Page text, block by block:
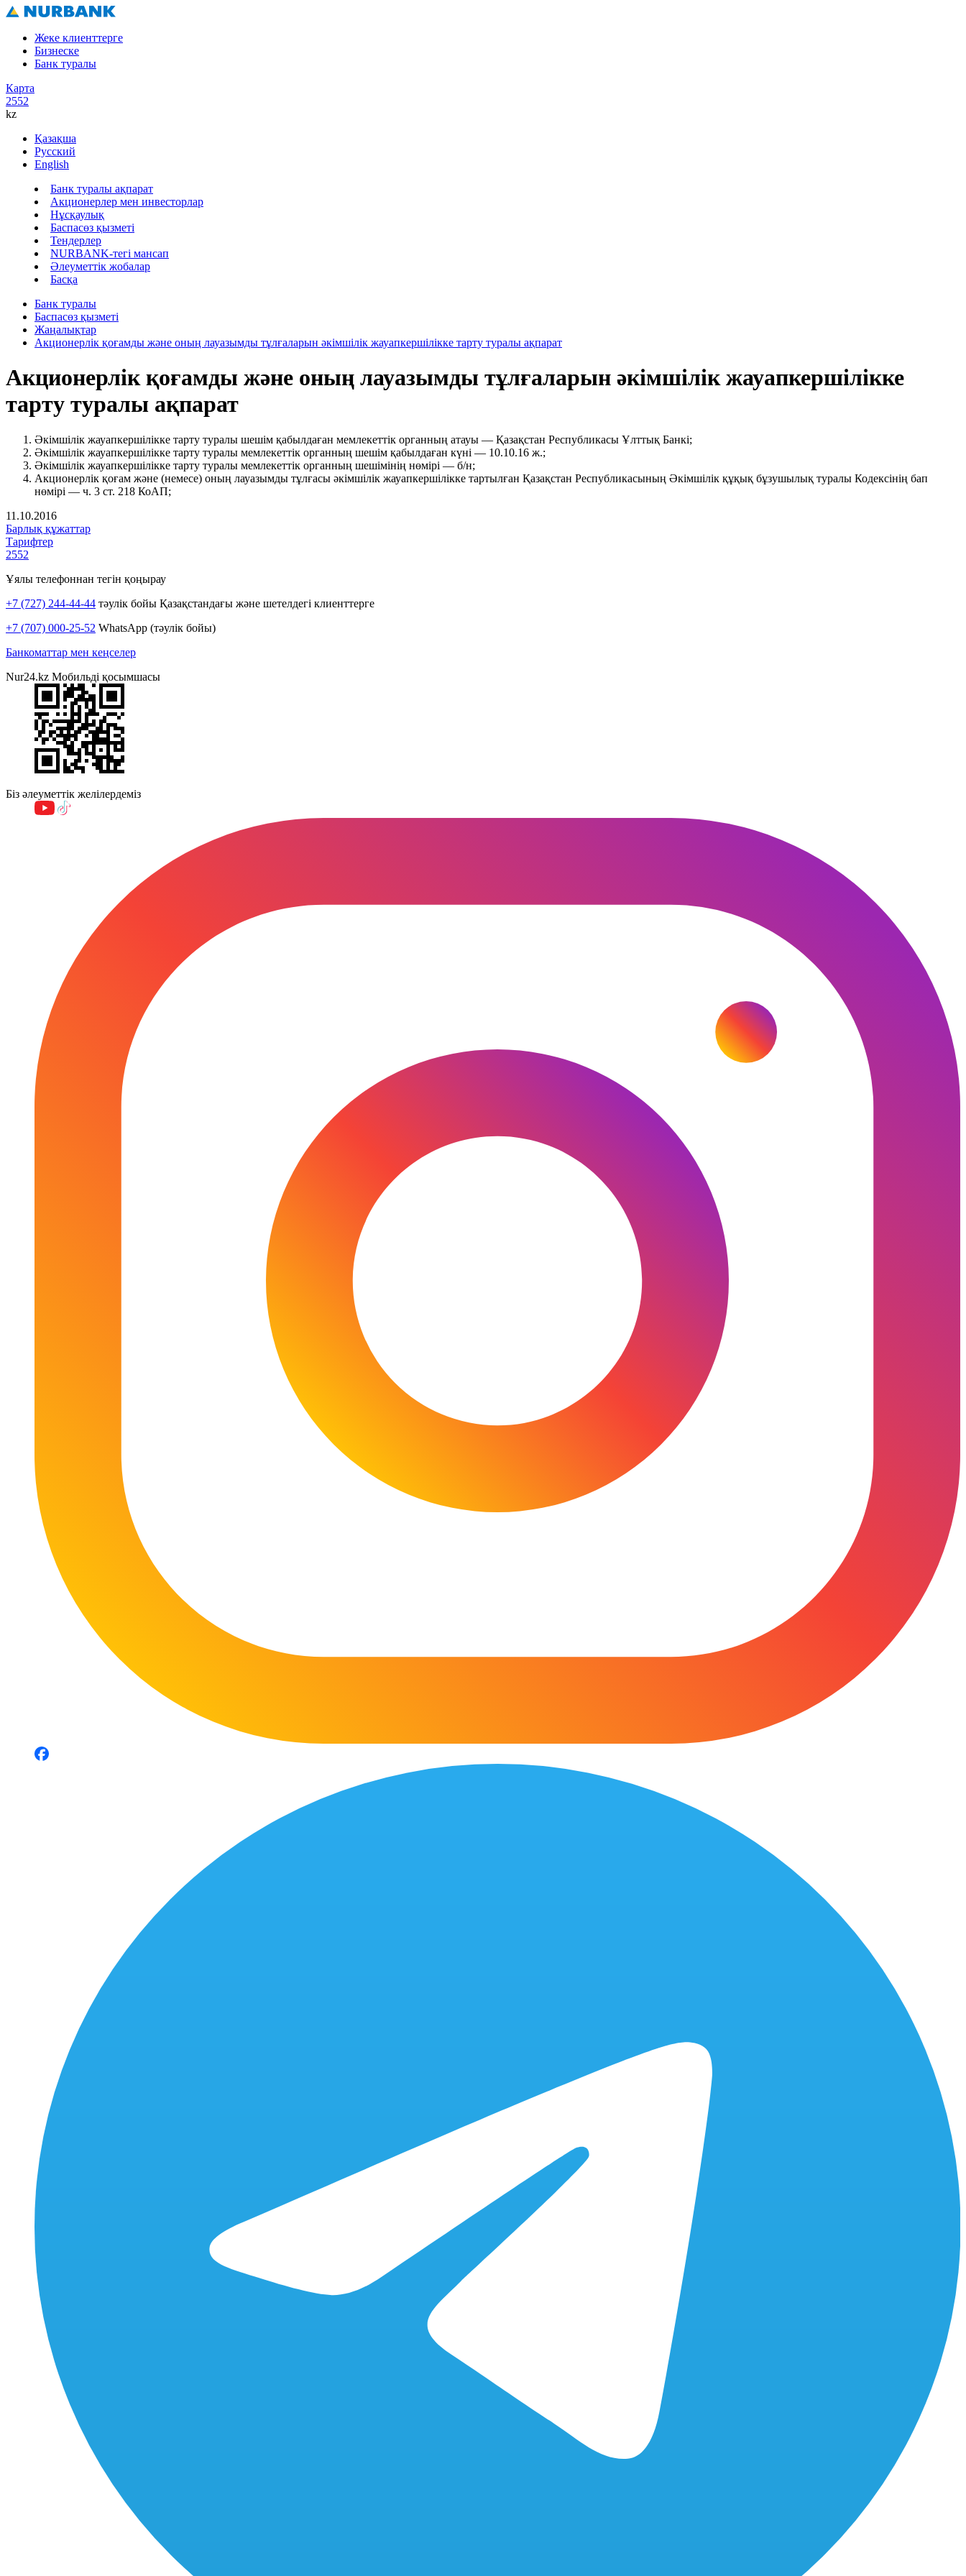
Жеке клиенттерге
Бизнеске
Банк туралы
Карта
2552
kz
Қазақша
Русский
English
Банк туралы ақпарат
Акционерлер мен инвесторлар
Нұсқаулық
Баспасөз қызметі
Тендерлер
NURBANK-тегі мансап
Әлеуметтік жобалар
Басқа
Банк туралы
Баспасөз қызметі
Жаңалықтар
Акционерлік қоғамды және оның лауазымды тұлғаларын әкімшілік жауапкершілікке тарту туралы ақпарат
Акционерлік қоғамды және оның лауазымды тұлғаларын әкімшілік жауапкершілікке
тарту туралы ақпарат
Әкімшілік жауапкершілікке тарту туралы шешім қабылдаған мемлекеттік органның атауы — Қазақстан Республикасы Ұлттық Банкі;
Әкімшілік жауапкершілікке тарту туралы мемлекеттік органның шешім қабылдаған күні — 10.10.16 ж.;
Әкімшілік жауапкершілікке тарту туралы мемлекеттік органның шешімінің нөмірі — б/н;
Акционерлік қоғам және (немесе) оның лауазымды тұлғасы әкімшілік жауапкершілікке тартылған Қазақстан Республикасының Әкімшілік құқық бұзушылық туралы Кодексінің бап
нөмірі — ч. 3 ст. 218 КоАП;
11.10.2016
Барлық құжаттар
Тарифтер
2552
Ұялы телефоннан тегін қоңырау
+7 (727) 244-44-44 тәулік бойы Қазақстандағы және шетелдегі клиенттерге
+7 (707) 000-25-52 WhatsApp (тәулік бойы)
Банкоматтар мен кеңселер
Nur24.kz Мобильді қосымшасы
Біз әлеуметтік желілердеміз